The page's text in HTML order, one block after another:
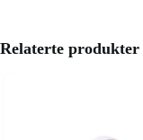
Relaterte produkter